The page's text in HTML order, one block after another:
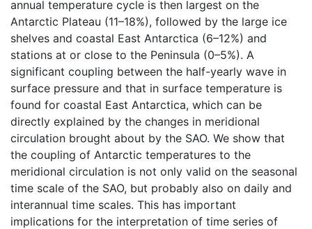
annual temperature cycle is then largest on the
Antarctic Plateau (11–18%), followed by the large ice
shelves and coastal East Antarctica (6–12%) and
stations at or close to the Peninsula (0–5%). A
significant coupling between the half-yearly wave in
surface pressure and that in surface temperature is
found for coastal East Antarctica, which can be
directly explained by the changes in meridional
circulation brought about by the SAO. We show that
the coupling of Antarctic temperatures to the
meridional circulation is not only valid on the seasonal
time scale of the SAO, but probably also on daily and
interannual time scales. This has important
implications for the interpretation of time series of